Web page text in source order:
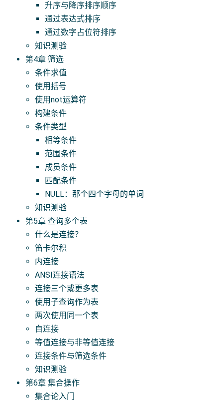
升序与降序排序顺序
通过表达式排序
通过数字占位符排序
知识测验
第4章 筛选
条件求值
使用括号
使用not运算符
构建条件
条件类型
相等条件
范围条件
成员条件
匹配条件
NULL：那个四个字母的单词
知识测验
第5章 查询多个表
什么是连接？
笛卡尔积
内连接
ANSI连接语法
连接三个或更多表
使用子查询作为表
两次使用同一个表
自连接
等值连接与非等值连接
连接条件与筛选条件
知识测验
第6章 集合操作
集合论入门